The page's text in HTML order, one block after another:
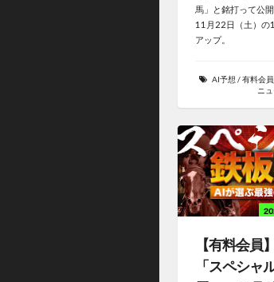
馬」と銘打って公
11月22日（土）の
アップ。
AI予想 /有料会員
ニ
【有料会員
「スペシャ